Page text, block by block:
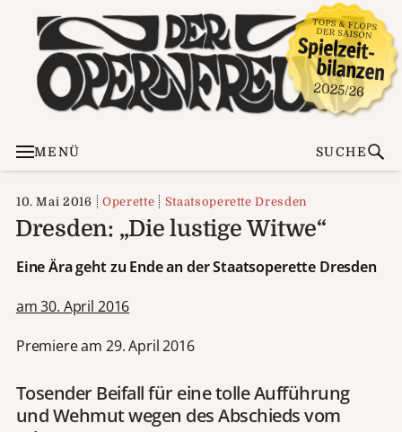
MENÜ SUCHE
10. Mai 2016 Operette Staatsoperette Dresden
Dresden: „Die lustige Witwe“
Eine Ära geht zu Ende an der Staatsoperette Dresden
am 30. April 2016
Premiere am 29. April 2016
Tosender Beifall für eine tolle Aufführung
und Wehmut wegen des Abschieds vom